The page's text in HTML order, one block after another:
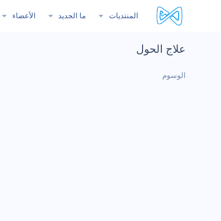
المنتديات ما الجديد الأعضاء
علاج الحول
الوسوم